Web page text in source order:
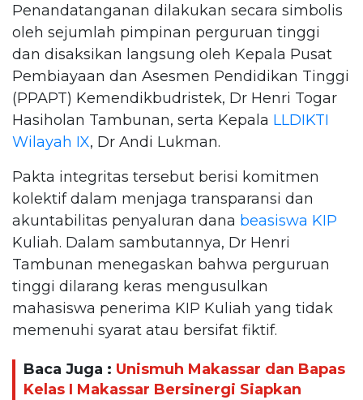
Penandatanganan dilakukan secara simbolis
oleh sejumlah pimpinan perguruan tinggi
dan disaksikan langsung oleh Kepala Pusat
Pembiayaan dan Asesmen Pendidikan Tinggi
(PPAPT) Kemendikbudristek, Dr Henri Togar
Hasiholan Tambunan, serta Kepala LLDIKTI
Wilayah IX, Dr Andi Lukman.
Pakta integritas tersebut berisi komitmen
kolektif dalam menjaga transparansi dan
akuntabilitas penyaluran dana beasiswa KIP
Kuliah. Dalam sambutannya, Dr Henri
Tambunan menegaskan bahwa perguruan
tinggi dilarang keras mengusulkan
mahasiswa penerima KIP Kuliah yang tidak
memenuhi syarat atau bersifat fiktif.
Baca Juga : Unismuh Makassar dan Bapas
Kelas I Makassar Bersinergi Siapkan